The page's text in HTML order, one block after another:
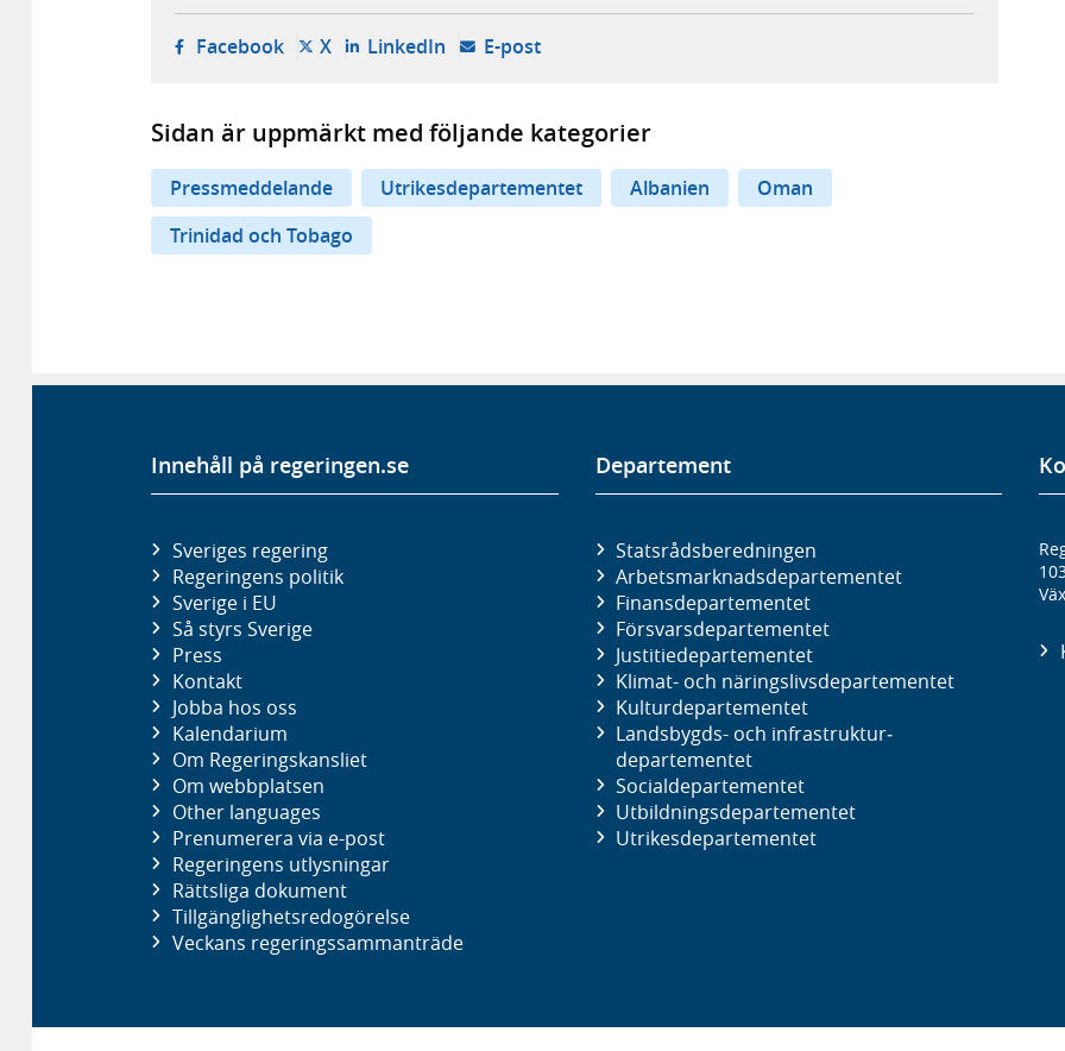
Facebook- öppnas i ny flik, extern webbplats,
X- öppnas i ny flik, extern webbplats,
LinkedIn- öppnas i ny flik, extern webbplats,
E-post- öppnar din e-postklient,
Sidan är uppmärkt med följande kategorier
Pressmeddelande Utrikesdepartementet Albanien
Oman
Trinidad och Tobago
Innehåll på regeringen.se
Sveriges regering
Regeringens politik
Sverige i EU
Så styrs Sverige
Press
Kontakt
Jobba hos oss
Kalendarium
Om Regeringskansliet
Om webbplatsen
Other languages
Prenumerera via e-post
Regeringens utlysningar
Rättsliga dokument
Tillgänglighetsredogörelse
Veckans regeringssammanträde
Departement
Statsrådsberedningen
Arbetsmarknads­departementet
Finans­departementet
Försvars­departementet
Justitie­departementet
Klimat- och näringslivs­departementet
Kultur­departementet
Landsbygds- och infrastruktur­
departementet
Social­departementet
Utbildnings­departementet
Utrikes­departementet